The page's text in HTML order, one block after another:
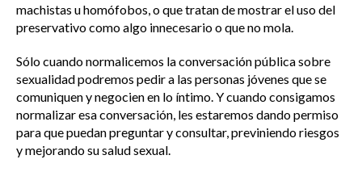
machistas u homófobos, o que tratan de mostrar el uso del
preservativo como algo innecesario o que no mola.
Sólo cuando normalicemos la conversación pública sobre
sexualidad podremos pedir a las personas jóvenes que se
comuniquen y negocien en lo íntimo. Y cuando consigamos
normalizar esa conversación, les estaremos dando permiso
para que puedan preguntar y consultar, previniendo riesgos
y mejorando su salud sexual.